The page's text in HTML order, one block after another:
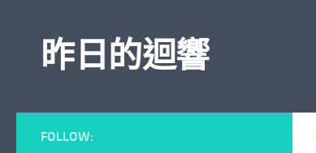
昨日的迴響
FOLLOW: